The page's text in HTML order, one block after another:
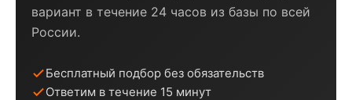
вариант в течение 24 часов из базы по всей
России.
Бесплатный подбор без обязательств
Ответим в течение 15 минут